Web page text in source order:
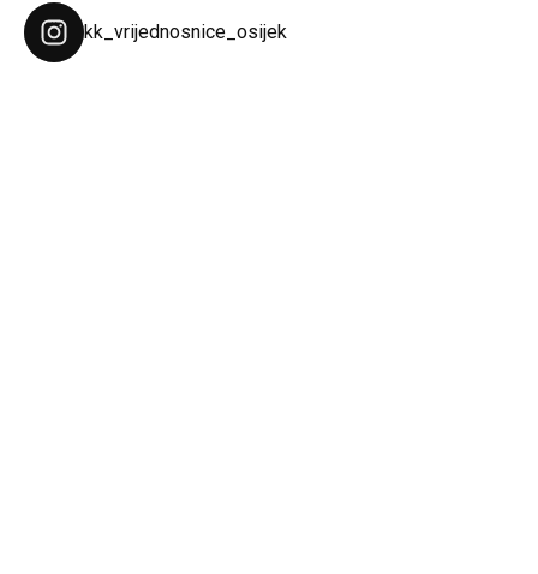
kk_vrijednosnice_osijek